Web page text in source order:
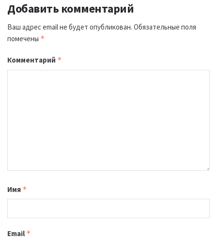
Добавить комментарий
Ваш адрес email не будет опубликован. Обязательные поля
помечены *
Комментарий *
Имя *
Email *